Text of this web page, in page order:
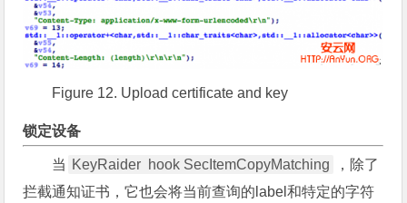
Figure 12. Upload certificate and key
锁定设备
当 KeyRaider hook SecItemCopyMatching
，除了
拦截通知证书，它也会将当前查询的label和特定的字符